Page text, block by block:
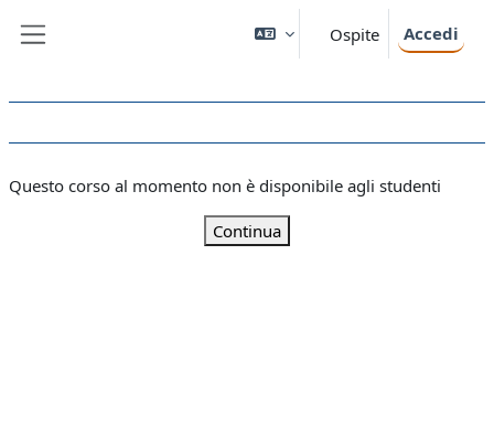
Ospite Accedi
Questo corso al momento non è disponibile agli studenti
Continua